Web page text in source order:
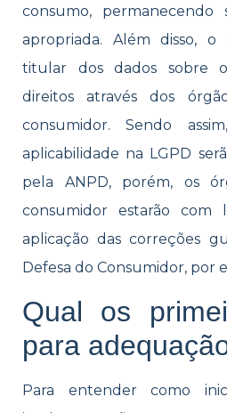
consumo, permanecendo
apropriada. Além disso,
titular dos dados sobre
direitos através dos
consumidor. Sendo
aplicabilidade na LGPD
pela ANPD, porém, os
consumidor estarão com
aplicação das correções
Defesa do Consumidor, por
Qual os
para
Para entender como